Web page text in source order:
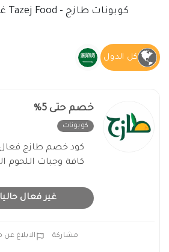
كوبونات طازج - Tazej Food غير فعالة حاليا
كل الدول
خصم حتى 5%
كوبونات
كافة وجبات اللحوم
غير فعال حاليا
مشاركة الابلاغ